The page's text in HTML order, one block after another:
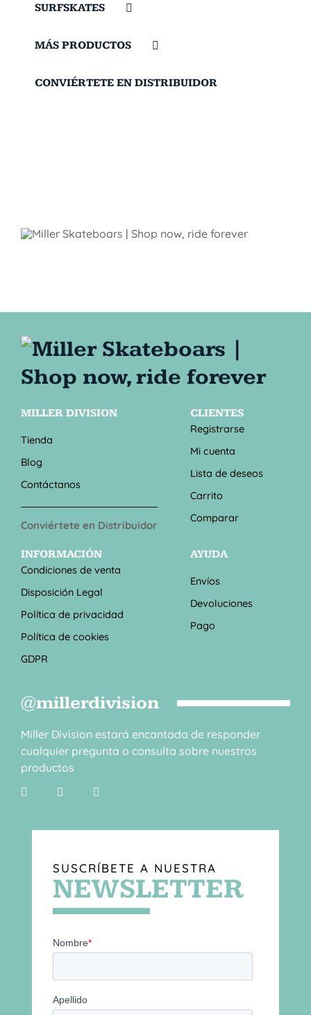
SURFSKATES
MÁS PRODUCTOS
CONVIÉRTETE EN DISTRIBUIDOR
MILLER DIVISION
Tienda
Blog
Contáctanos
Conviértete en Distribuidor
CLIENTES
Registrarse
Mi cuenta
Lista de deseos
Carrito
Comparar
INFORMACIÓN
Condiciones de venta
Disposición Legal
Política de privacidad
Política de cookies
GDPR
AYUDA
Envíos
Devoluciones
Pago
@millerdivision
Miller Division estará encantada de responder
cualquier pregunta o consulta sobre nuestros
productos
SUSCRÍBETE A NUESTRA
NEWSLETTER